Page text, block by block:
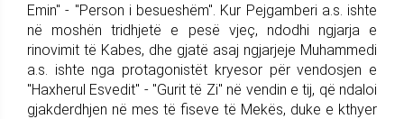
Emin" - "Person i besueshëm". Kur Pejgamberi a.s. ishte
në moshën tridhjetë e pesë vjeç, ndodhi ngjarja e
rinovimit të Kabes, dhe gjatë asaj ngjarjeje Muhammedi
a.s. ishte nga protagonistët kryesor për vendosjen e
"Haxherul Esvedit" - "Gurit të Zi" në vendin e tij, që ndaloi
gjakderdhjen në mes të fiseve të Mekës, duke e kthyer